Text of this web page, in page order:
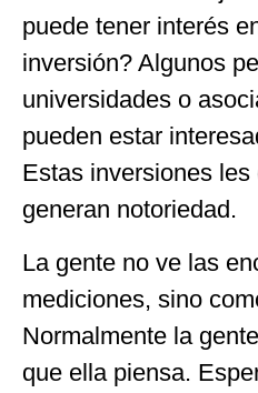
puede tener interés
inversión? Algunos
universidades o
pueden estar
Estas inversiones
generan notoriedad.
La gente no ve las
mediciones, sino
Normalmente la
que ella piensa.